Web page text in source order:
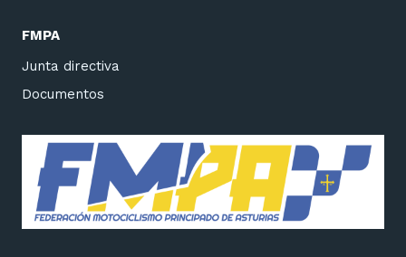
FMPA
Junta directiva
Documentos